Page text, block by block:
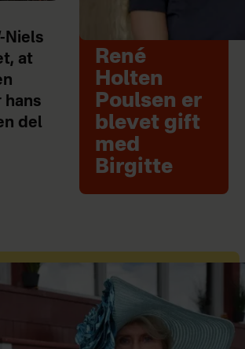
Niels
at
del
René
Holten
Poulsen er
blevet gift
med
Birgitte